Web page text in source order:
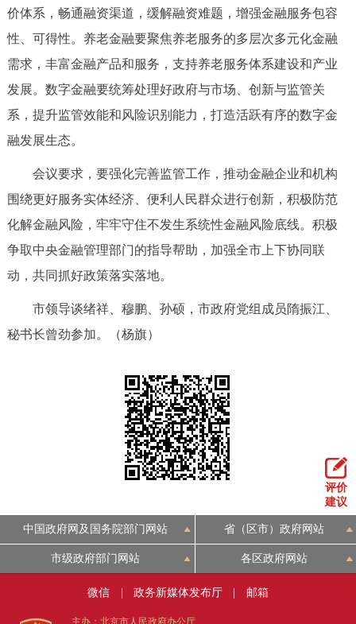
绿色北京 图说北京 视频北京
多语种
ENGLISH 한국어 日本語
DEUTSCH
ESPAÑOL العربية PORTUGUÊS
ITALIANO
价体系，畅通融资渠道，缓解融资难题，增强金融服务包容
性、可得性。养老金融要聚焦养老服务的多层次多元化金融
需求，丰富金融产品和服务，支持养老服务体系建设和产业
发展。数字金融要统筹处理好政府与市场、创新与监管关
系，提升监管效能和风险识别能力，打造活跃有序的数字金
融发展生态。
会议要求，要强化完善监管工作，推动金融企业和机构
围绕更好服务实体经济、便利人民群众进行创新，积极防范
化解金融风险，牢牢守住不发生系统性金融风险底线。积极
争取中央金融管理部门的指导帮助，加强全市上下协同联
动，共同抓好政策落实落地。
市领导谈绪祥、穆鹏、孙硕，市政府党组成员隋振江、
秘书长曾劲参加。（杨旗）
评价
建议
中国政府网及国务院部门网站 省（区市）政府网站
市级政府部门网站 各区政府网站
微信 政务新媒体发布厅 邮箱
主办：北京市人民政府办公厅